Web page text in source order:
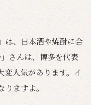
は、日本酒や焼酎に合
さんは、博多を代表
変人気があります。イ
ますよ。